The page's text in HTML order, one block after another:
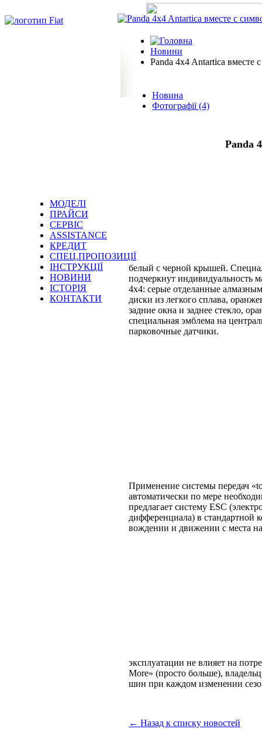
МОДЕЛІ
ПРАЙСИ
СЕРВІС
ASSISTANCE
КРЕДИТ
СПЕЦ.ПРОПОЗИЦІЇ
ІНСТРУКЦІЇ
НОВИНИ
ІСТОРІЯ
КОНТАКТИ
Новини
Panda 4x4 Antartica
Новина
Фотографії (4)
Panda
белый с черной крышей.
подчеркнут индивидуальность
4x4: серые отделанные
диски из легкого сплава,
задние окна и заднее стекло,
специальная эмблема на
парковочные датчики.
Применение системы передач
автоматически по мере
предлагает систему ESC
дифференциала) в стандартной
вождении и движении с места на
эксплуатации не влияет на
More» (просто больше),
шин при каждом изменении
← Назад к списку новостей